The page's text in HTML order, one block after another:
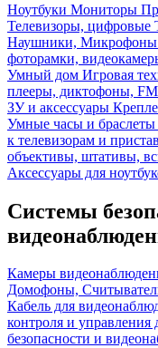
Ноутбуки Мониторы
Телевизоры, цифровые
Наушники, Микрофоны
фоторамки,
Умный дом Игровая
плееры, диктофоны,
ЗУ и аксессуары
Умные часы и браслеты
к телевизорам и
объективы, штативы,
Аксессуары для
Системы
Камеры
Домофоны,
Кабель для
контроля и управления
безопасности и